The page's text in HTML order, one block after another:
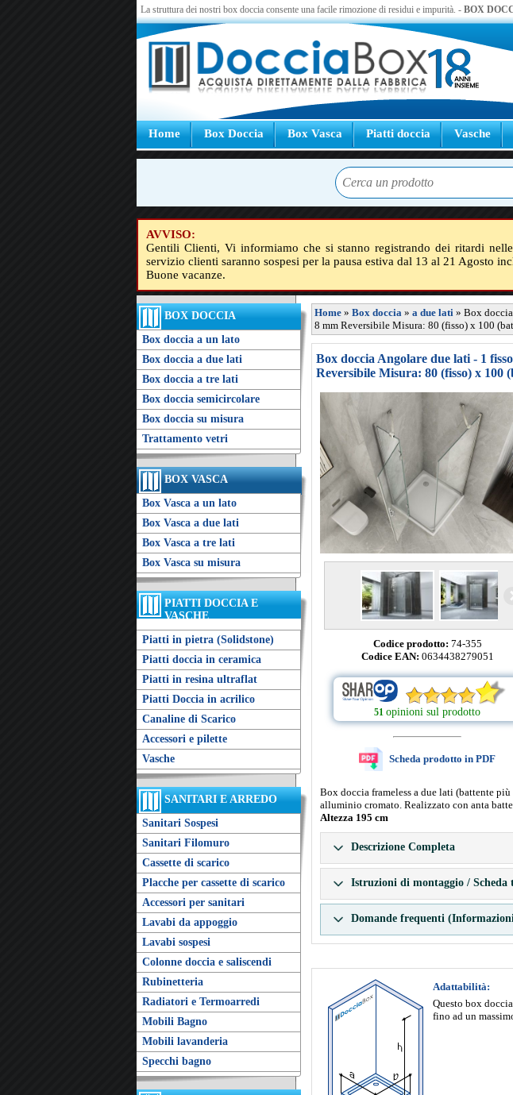
La struttura dei nostri box doccia consente una facile rimozione di residui e impurità. - BOX
Home Box Doccia Box Vasca Piatti doccia Vasche
AVVISO:
Gentili Clienti, Vi informiamo che si stanno registrando dei ritardi
servizio clienti saranno sospesi per la pausa estiva dal 13 al 21 Agosto
Buone vacanze.
BOX DOCCIA
Box doccia a un lato
Box doccia a due lati
Box doccia a tre lati
Box doccia semicircolare
Box doccia su misura
Trattamento vetri
BOX VASCA
Box Vasca a un lato
Box Vasca a due lati
Box Vasca a tre lati
Box Vasca su misura
PIATTI DOCCIA E
VASCHE
Piatti in pietra (Solidstone)
Piatti doccia in ceramica
Piatti in resina ultraflat
Piatti Doccia in acrilico
Canaline di Scarico
Accessori e pilette
Vasche
SANITARI E ARREDO
Sanitari Sospesi
Sanitari Filomuro
Cassette di scarico
Placche per cassette di scarico
Accessori per sanitari
Lavabi da appoggio
Lavabi sospesi
Colonne doccia e saliscendi
Rubinetteria
Radiatori e Termoarredi
Mobili Bagno
Mobili lavanderia
Specchi bagno
Home » Box doccia » a due lati » Box
8 mm Reversibile Misura: 80 (fisso) x 100
Box doccia Angolare due lati - 1
Reversibile Misura: 80 (fisso) x 100
Codice prodotto: 74-355
Codice EAN: 0634438279051
51 opinioni sul prodotto
Scheda prodotto in PDF
Box doccia frameless a due lati (battente
alluminio cromato. Realizzato con anta
Altezza 195 cm
Descrizione Completa
Istruzioni di montaggio / Scheda
Domande frequenti
Adattabilità:
Questo box
fino ad un